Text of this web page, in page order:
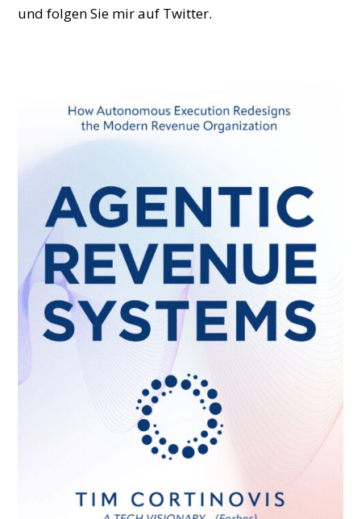
und folgen Sie mir auf Twitter.